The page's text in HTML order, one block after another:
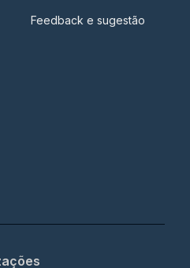
Feedback e sugestão